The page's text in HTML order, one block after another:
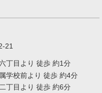
21
丁目より 徒歩 約1分
学校前より 徒歩 約4分
丁目より 徒歩 約6分